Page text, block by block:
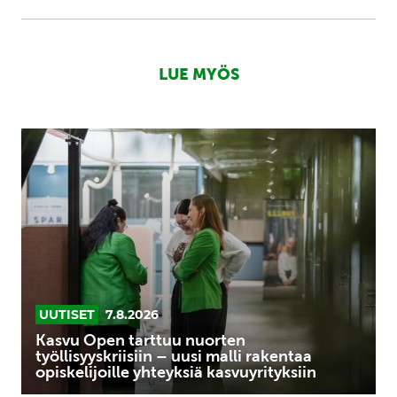
LUE MYÖS
Kasvu
Open
tarttuu
nuorten
työllisyyskriisiin
rakentaa
opiskelijoille
yhteyksiä
kasvuyrityksiin
UUTISET 7.8.2026
Kasvu Open tarttuu nuorten
työllisyyskriisiin – uusi malli rakentaa
opiskelijoille yhteyksiä kasvuyrityksiin